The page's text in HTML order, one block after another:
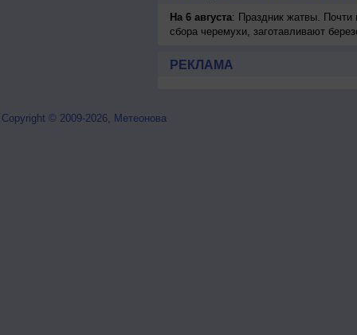
На 6 августа: Праздник жатвы. Почти
сбора черемухи, заготавливают
РЕКЛАМА
Copyright © 2009-2026, Метеонова